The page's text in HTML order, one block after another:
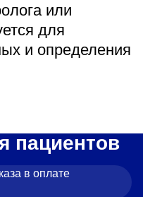
или
для
и определения
пациентов
в оплате